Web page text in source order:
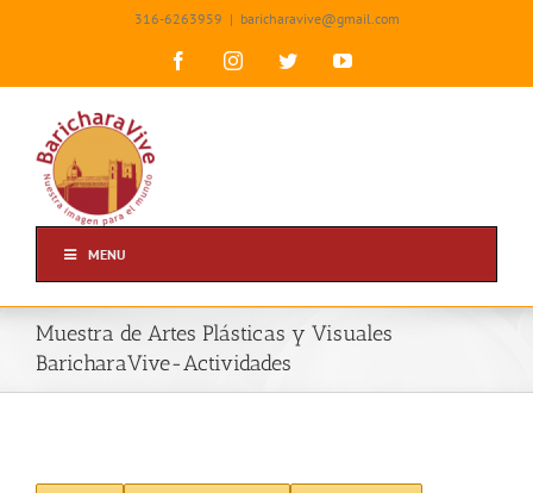
316-6263959 | baricharavive@gmail.com
FacebookInstagramTwitterYouTube
MENU
Muestra de Artes Plásticas y Visuales
BaricharaVive-Actividades